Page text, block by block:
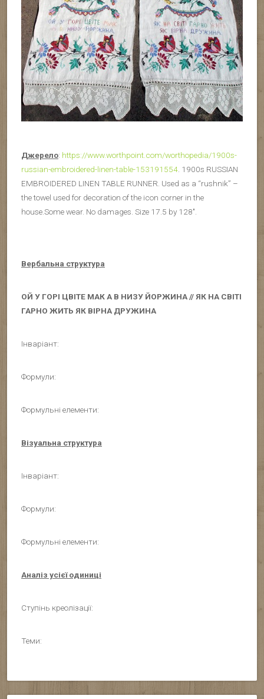
Джерело: https://www.worthpoint.com/worthopedia/1900s-
russian-embroidered-linen-table-153191554 . 1900s RUSSIAN
EMBROIDERED LINEN TABLE RUNNER. Used as a “rushnik” –
the towel used for decoration of the icon corner in the
house.Some wear. No damages. Size 17.5 by 128″.
Вербальна структура
ОЙ У ГОРІ ЦВІТЕ МАК А В НИЗУ ЙОРЖИНА // ЯК НА СВІТІ
ГАРНО ЖИТЬ ЯК ВІРНА ДРУЖИНА
Інваріант:
Формули:
Формульні елементи:
Візуальна структура
Інваріант:
Формули:
Формульні елементи:
Аналіз усієї одиниці
Ступінь креолізації:
Теми: